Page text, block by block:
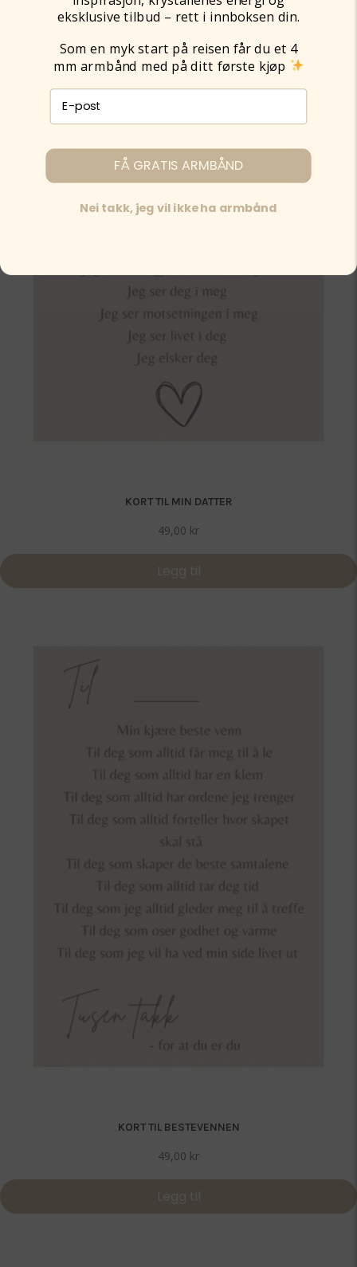
KORT TIL MIN DATTER
49,00 kr
Legg til
KORT TIL BESTEVENNEN
49,00 kr
Legg til
eksklusive tilbud – rett i innboksen din.
Som en myk start på reisen får du et 4
mm armbånd med på ditt første kjøp
E-post påmelding
FÅ GRATIS ARMBÅND
Nei takk, jeg vil ikke ha armbånd